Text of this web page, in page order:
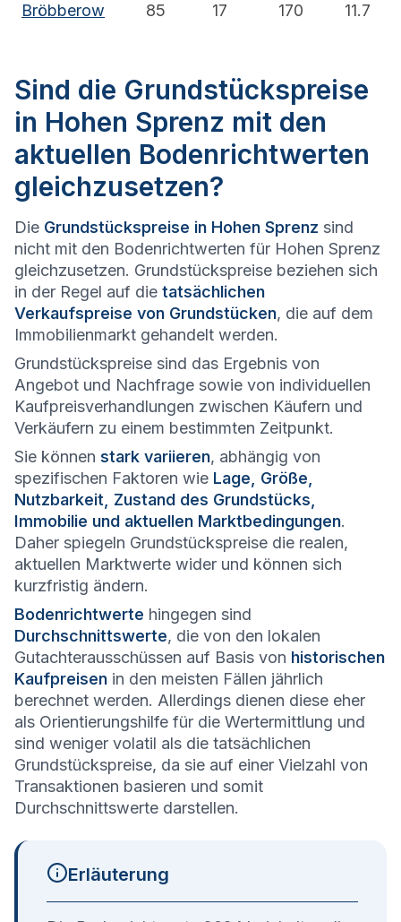
Bröbberow 85 17 170 11.7
Sind die Grundstückspreise
in Hohen Sprenz mit den
aktuellen Bodenrichtwerten
gleichzusetzen?
Die Grundstückspreise in Hohen Sprenz sind
nicht mit den Bodenrichtwerten für Hohen Sprenz
gleichzusetzen. Grundstückspreise beziehen sich
in der Regel auf die tatsächlichen
Verkaufspreise von Grundstücken, die auf dem
Immobilienmarkt gehandelt werden.
Grundstückspreise sind das Ergebnis von
Angebot und Nachfrage sowie von individuellen
Kaufpreisverhandlungen zwischen Käufern und
Verkäufern zu einem bestimmten Zeitpunkt.
Sie können stark variieren, abhängig von
spezifischen Faktoren wie Lage, Größe,
Nutzbarkeit, Zustand des Grundstücks,
Immobilie und aktuellen Marktbedingungen.
Daher spiegeln Grundstückspreise die realen,
aktuellen Marktwerte wider und können sich
kurzfristig ändern.
Bodenrichtwerte hingegen sind
Durchschnittswerte, die von den lokalen
Gutachterausschüssen auf Basis von historischen
Kaufpreisen in den meisten Fällen jährlich
berechnet werden. Allerdings dienen diese eher
als Orientierungshilfe für die Wertermittlung und
sind weniger volatil als die tatsächlichen
Grundstückspreise, da sie auf einer Vielzahl von
Transaktionen basieren und somit
Durchschnittswerte darstellen.
Erläuterung